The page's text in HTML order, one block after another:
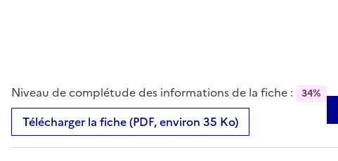
Niveau de complétude des informations de la fiche : 34%
Télécharger la fiche (PDF, environ 35 Ko)